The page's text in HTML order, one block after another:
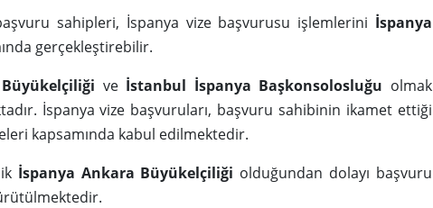
sahipleri, İspanya vize başvurusu işlemlerini İspanya
gerçekleştirebilir.
ve İstanbul İspanya Başkonsolosluğu olmak
İspanya vize başvuruları, başvuru sahibinin ikamet ettiği
kapsamında kabul edilmektedir.
İspanya Ankara Büyükelçiliği olduğundan dolayı başvuru